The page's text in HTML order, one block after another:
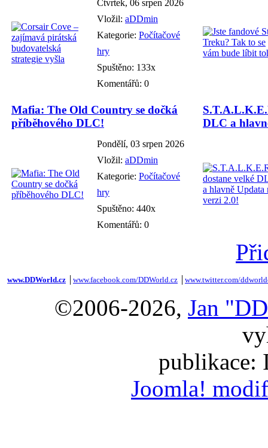
Čtvrtek, 06 srpen 2026
Vložil: aDDmin
Kategorie: Počítačové
hry
Spuštěno: 133x
Komentářů: 0
Mafia: The Old Country se dočká
příběhového DLC!
Pondělí, 03 srpen 2026
Vložil: aDDmin
Kategorie: Počítačové
hry
Spuštěno: 440x
Komentářů: 0
DLC a
www.DDWorld.cz www.facebook.com/DDWorld.cz www.twitter.com/
©2006-2026, Jan
publikace:
Joomla!